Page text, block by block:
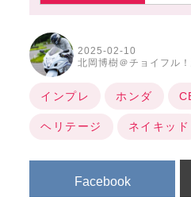
2025-02-10
北岡博樹＠チョイフル
インプレ ホンダ
ヘリテージ ネイキッド
Facebook